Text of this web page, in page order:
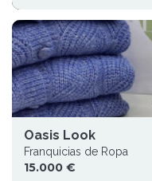
Oasis Look
Franquicias de Ropa
15.000 €